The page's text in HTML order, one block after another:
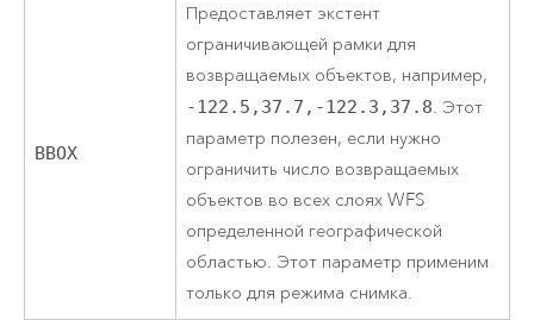
BBOX
Предоставляет экстент
ограничивающей рамки для
возвращаемых объектов, например,
-122.5,37.7,-122.3,37.8. Этот
параметр полезен, если нужно
ограничить число возвращаемых
объектов во всех слоях WFS
определенной географической
областью. Этот параметр применим
только для режима снимка.